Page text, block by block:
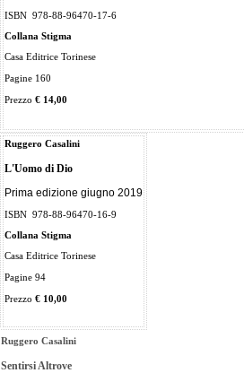
ISBN 978-88-96470-17-6
Collana Stigma
Casa Editrice Torinese
Pagine 160
Prezzo € 14,00
Ruggero Casalini
L'Uomo di Dio
Prima edizione giugno 2019
ISBN 978-88-96470-16-9
Collana Stigma
Casa Editrice Torinese
Pagine 94
Prezzo € 10,00
Ruggero Casalini
Sentirsi Altrove